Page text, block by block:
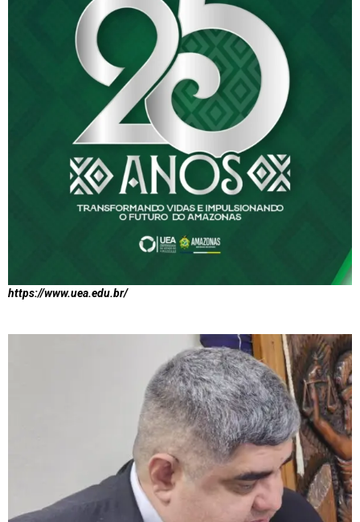
https://www.uea.edu.br/